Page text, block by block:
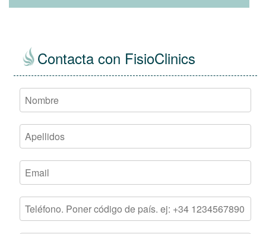
Contacta con FisioClinics